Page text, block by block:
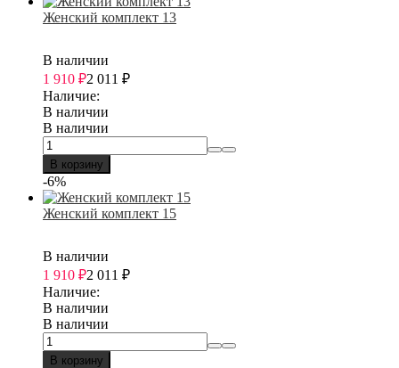
Женский комплект 13
В наличии
1 910 ₽2 011 ₽
Наличие:
В наличии
В наличии
В корзину
-6%
Женский комплект 15
В наличии
1 910 ₽2 011 ₽
Наличие:
В наличии
В наличии
В корзину